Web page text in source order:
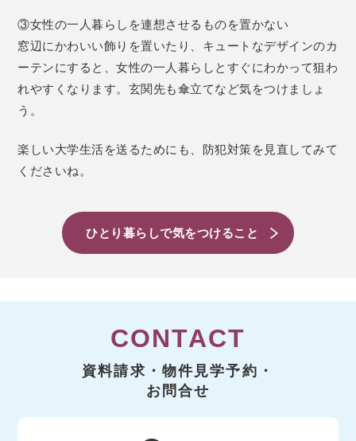
③女性の一人暮らしを連想させるものを置かない
窓辺にかわいい飾りを置いたり、キュートなデザインのカ
ーテンにすると、女性の一人暮らしとすぐにわかって狙わ
れやすくなります。玄関先も傘立てなど気をつけましょ
う。
楽しい大学生活を送るためにも、防犯対策を見直してみて
くださいね。
ひとり暮らしで気をつけること
資料請求・物件見学予約・
お問合せ
CONTACT